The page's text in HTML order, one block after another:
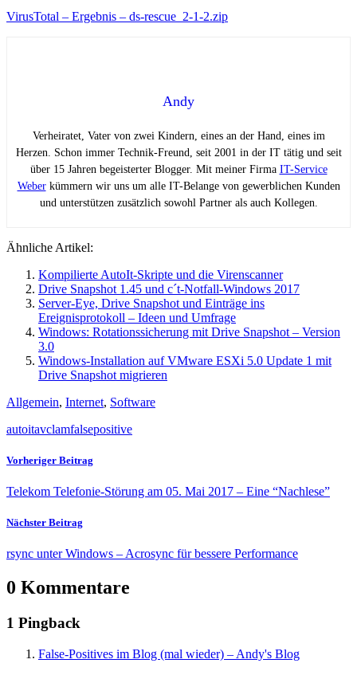
VirusTotal – Ergebnis – ds-rescue_2-1-2.zip
Andy
Verheiratet, Vater von zwei Kindern, eines an der Hand, eines im
Herzen. Schon immer Technik-Freund, seit 2001 in der IT tätig und seit
über 15 Jahren begeisterter Blogger. Mit meiner Firma IT-Service
Weberkümmern wir uns um alle IT-Belange von gewerblichen Kunden
und unterstützen zusätzlich sowohl Partner als auch Kollegen.
Ähnliche Artikel:
Kompilierte AutoIt-Skripte und die Virenscanner
Drive Snapshot 1.45 und c´t-Notfall-Windows 2017
Server-Eye, Drive Snapshot und Einträge ins
Ereignisprotokoll – Ideen und Umfrage
Windows: Rotationssicherung mit Drive Snapshot – Version
3.0
Windows-Installation auf VMware ESXi 5.0 Update 1 mit
Drive Snapshot migrieren
Allgemein, Internet, Software
autoitavclamfalsepositive
Vorheriger Beitrag
Telekom Telefonie-Störung am 05. Mai 2017 – Eine “Nachlese”
Nächster Beitrag
rsync unter Windows – Acrosync für bessere Performance
0 Kommentare
1 Pingback
False-Positives im Blog (mal wieder) – Andy's Blog